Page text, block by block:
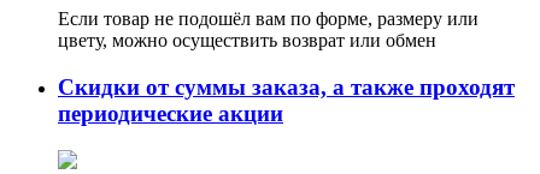
Если товар не подошёл вам по форме, размеру или
цвету, можно осуществить возврат или обмен
Скидки от суммы заказа, а также проходят
периодические акции